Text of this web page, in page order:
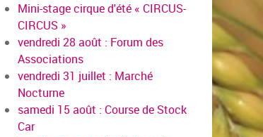
Mini-stage cirque d'été « CIRCUS-
CIRCUS »
vendredi 28 août : Forum des
Associations
vendredi 31 juillet : Marché
Nocturne
samedi 15 août : Course de Stock
Car